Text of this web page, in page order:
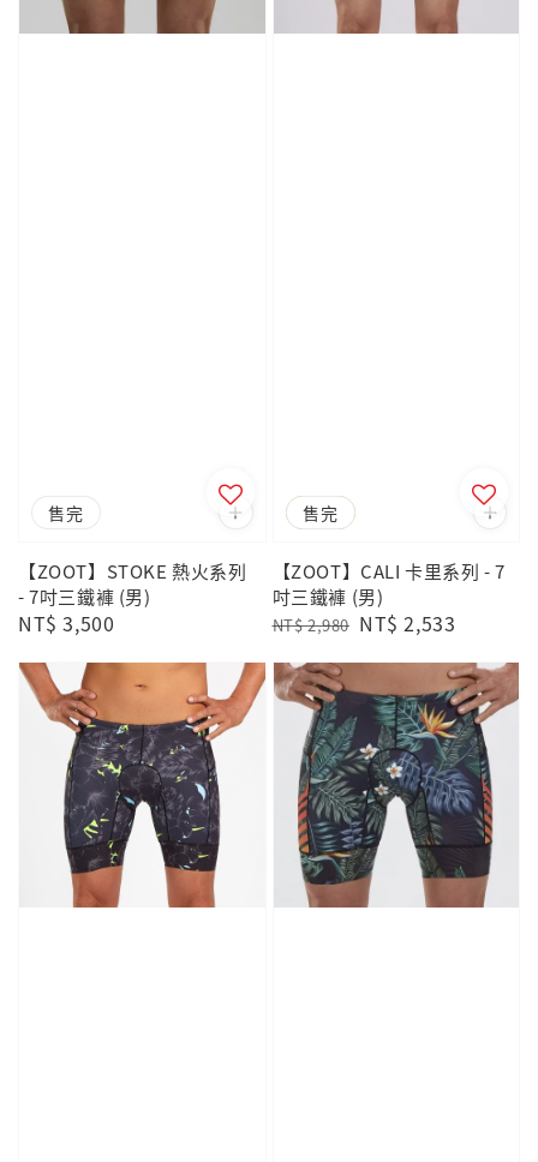
售完
【ZOOT】STOKE 熱火系列
- 7吋三鐵褲 (男)
Regular
NT$ 3,500
優惠
售完
【ZOOT】CALI 卡里系列 - 7
吋三鐵褲 (男)
Regular
NT$ 2,980 Sale
NT$ 2,533